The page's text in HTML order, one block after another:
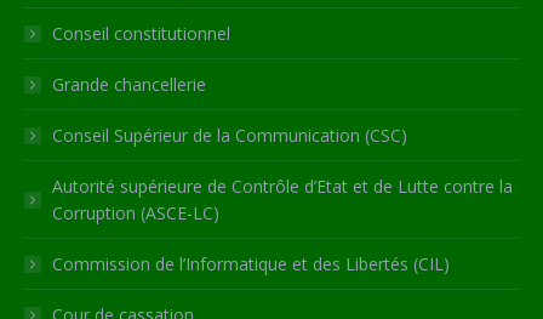
new
window
new
window
new
window
new
window
in
new
Conseil constitutionnel
Grande chancellerie
Conseil Supérieur de la Communication (CSC)
Autorité supérieure de Contrôle d’Etat et de Lutte contre la
Corruption (ASCE-LC)
Commission de l’Informatique et des Libertés (CIL)